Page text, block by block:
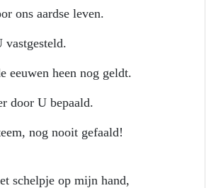
ons aardse leven.
vastgesteld.
eeuwen heen nog geldt.
door U bepaald.
nog nooit gefaald!
schelpje op mijn hand,